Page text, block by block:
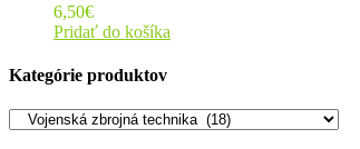
6,50€
Pridať do košíka
Kategórie produktov